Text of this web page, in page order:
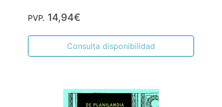
PVP. 14,94€
Consulta disponibilidad